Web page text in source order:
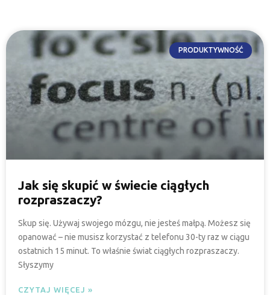
PRODUKTYWNOŚĆ
Jak się skupić w świecie ciągłych
rozpraszaczy?
Skup się. Używaj swojego mózgu, nie jesteś małpą. Możesz się
opanować – nie musisz korzystać z telefonu 30-ty raz w ciągu
ostatnich 15 minut. To właśnie świat ciągłych rozpraszaczy.
Słyszymy
CZYTAJ WIĘCEJ »